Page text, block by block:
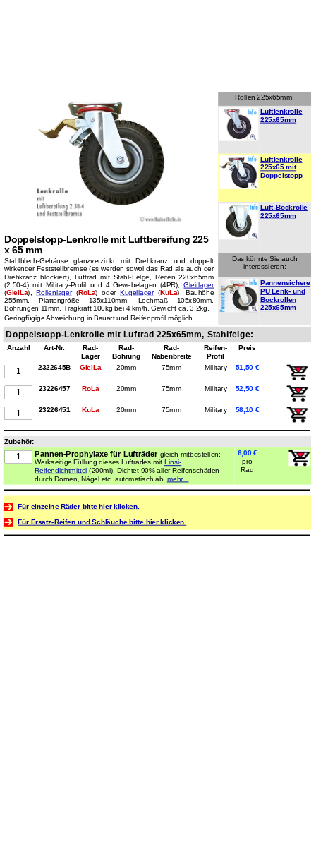
Doppelstopp-Lenkrolle mit Luftbereifung 225
x 65 mm
Stahlblech-Gehäuse glanzverzinkt mit Drehkranz und doppelt
wirkender Feststellbremse (es werden sowol das Rad als auch der
Drehkranz blockiert), Luftrad mit Stahl-Felge, Reifen 220x65mm
(2.50-4) mit Military-Profil und 4 Gewebelagen (4PR),Gleitlager
(GleiLa),Rollenlager(RoLa) oderKugellager(KuLa), Bauhöhe
255mm, Plattengröße 135x110mm, Lochmaß 105x80mm,
Bohrungen 11mm, Tragkraft 100kg bei 4 km/h, Gewicht ca. 3,2kg.
Geringfügige Abweichung in Bauart und Reifenprofil möglich.
Rollen 225x65mm:
Luftlenkrolle
225x65mm
Luftlenkrolle
225x65 mit
Doppelstopp
Luft-Bockrolle
225x65mm
Das könnte Sie auch
interessieren:
Pannensichere
PU Lenk- und
Bockrollen
225x65mm
Doppelstopp-Lenkrolle mit Luftrad 225x65mm, Stahlfelge:
Anzahl Art-Nr.
Rad-
Lager
Rad-
Bohrung
Rad-
Nabenbreite
Reifen-
Profil
Preis
2322645B GleiLa 20mm 75mm Military 51,50 €
23226457 RoLa 20mm 75mm Military 52,50 €
23226451 KuLa 20mm 75mm Military 58,10 €
Zubehör:
Pannen-Prophylaxe für Lufträder gleich mitbestellen:
Werkseitige Füllung dieses Luftrades mit Linsi-
Reifendichtmittel (200ml). Dichtet 90% aller Reifenschäden
durch Dornen, Nägel etc. automatisch ab. mehr...
6,00 €
pro
Rad
Für einzelne Räder bitte hier klicken.
Für Ersatz-Reifen und Schläuche bitte hier klicken.